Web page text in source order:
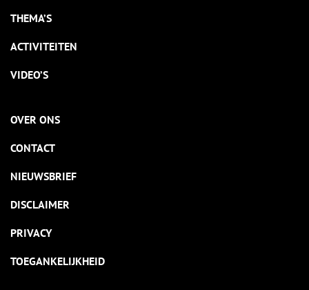
THEMA’S
ACTIVITEITEN
VIDEO’S
OVER ONS
CONTACT
NIEUWSBRIEF
DISCLAIMER
PRIVACY
TOEGANKELIJKHEID